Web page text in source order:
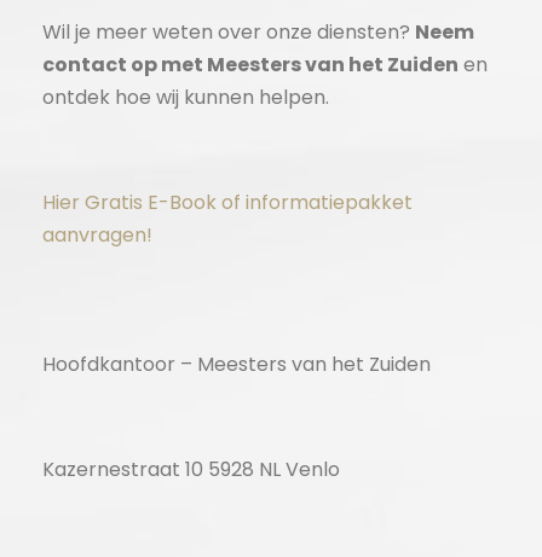
Wil je meer weten over onze diensten? Neem
contact op met Meesters van het Zuiden en
ontdek hoe wij kunnen helpen.
Hier Gratis E-Book of informatiepakket
aanvragen!
Hoofdkantoor – Meesters van het Zuiden
Kazernestraat 10 5928 NL Venlo